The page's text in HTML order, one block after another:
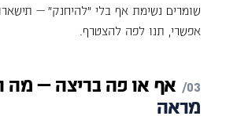
שומרים נשימת אף בלי "להיחנק" —
אפשרי, תנו לפה להצטרף.
אף או פה בריצה —מה
מראה